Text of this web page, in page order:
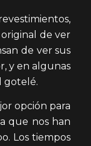
de ver
de ver sus
y en algunas
gotelé.
opción para
que nos han
Los tiempos